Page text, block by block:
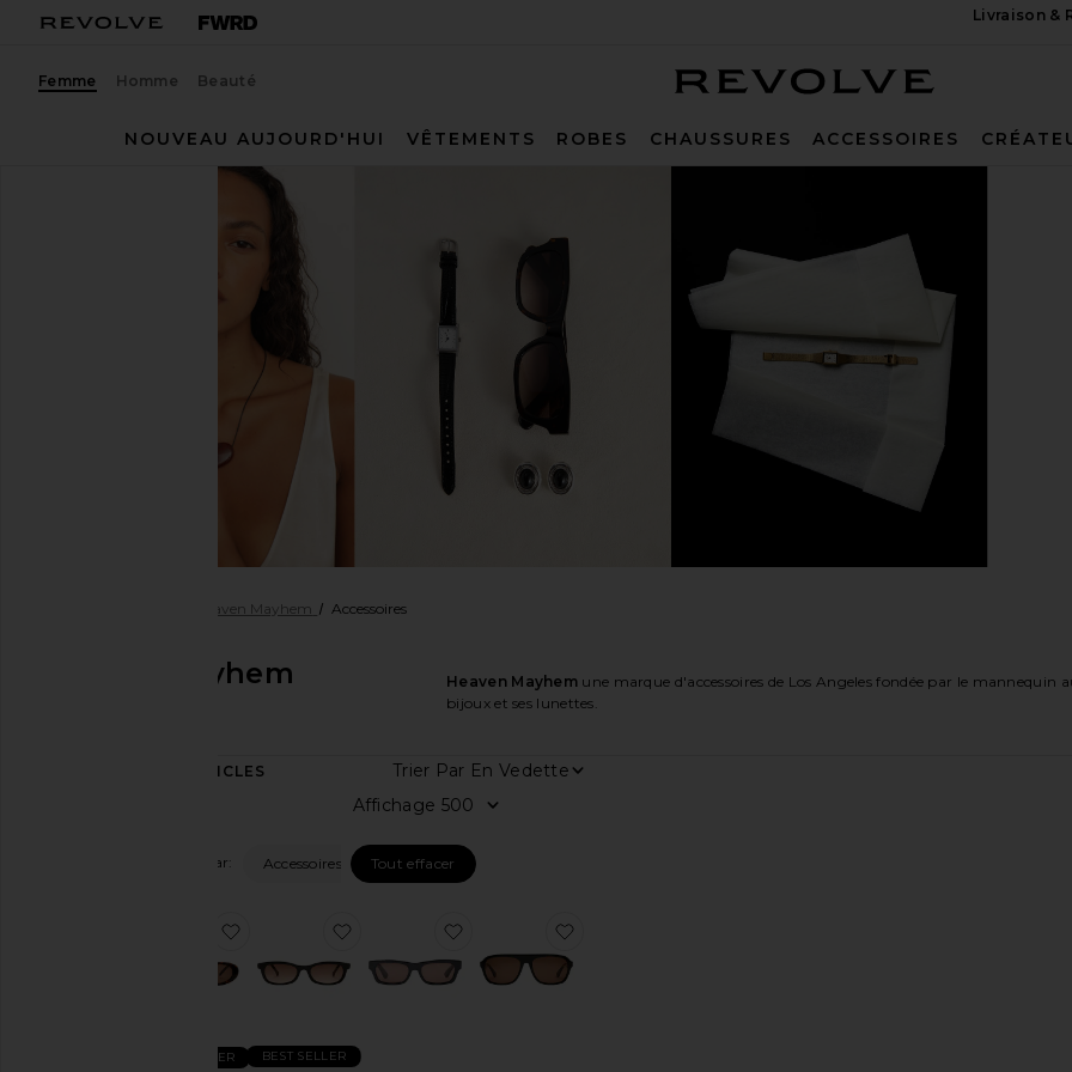
Livraison &
Femme Homme Beauté
NOUVEAU AUJOURD'HUI
VÊTEMENTS ROBES CHAUSSURES ACCESSOIRES
Heaven Mayhem Accessoires
Heaven Mayhem
Heaven Mayhem une marque d'accessoires de Los Angeles fondée par le mannequin
bijoux et ses lunettes.
ARTICLES
Trier Par
Affichage
Filtrer Par: Accessoires Tout effacer
BEST SELLER
ajouter aux préférésLUNETTES DE SOLEIL ESME
BEST SELLER
ajouter aux préférésLUNETTES DE SOLEIL RHYE
ajouter aux préférésLUNETTES DE SOLEIL SLOANE